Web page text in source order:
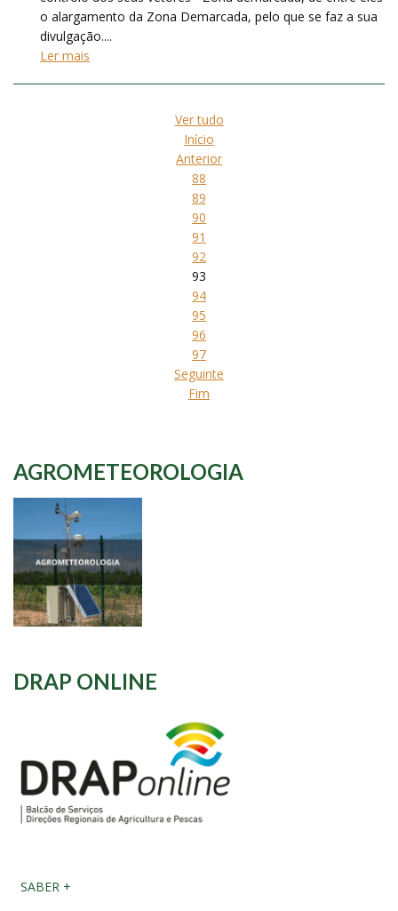
o alargamento da Zona Demarcada, pelo que se faz a sua
divulgação....
Ler mais
Ver tudo
Início
Anterior
88
89
90
91
92
93
94
95
96
97
Seguinte
Fim
AGROMETEOROLOGIA
DRAP ONLINE
SABER +